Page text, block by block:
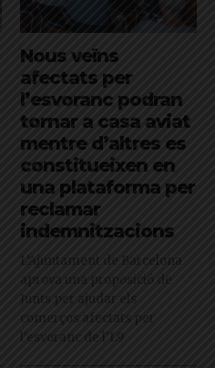
Nous veïns
afectats per
l’esvoranc podran
tornar a casa aviat
mentre d’altres es
constitueixen en
una plataforma per
reclamar
indemnitzacions
L’Ajuntament de Barcelona
aprova una proposició de
Junts per ajudar els
comerços afectats per
l'esvoranc de l'L9